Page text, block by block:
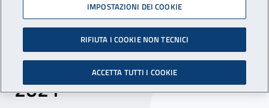
“100 Italian Life Sciences
Stories”, il Centro Protesi
Inail presente nel Rapporto
2021
IMPOSTAZIONI DEI COOKIE
RIFIUTA I COOKIE NON TECNICI
ACCETTA TUTTI I COOKIE